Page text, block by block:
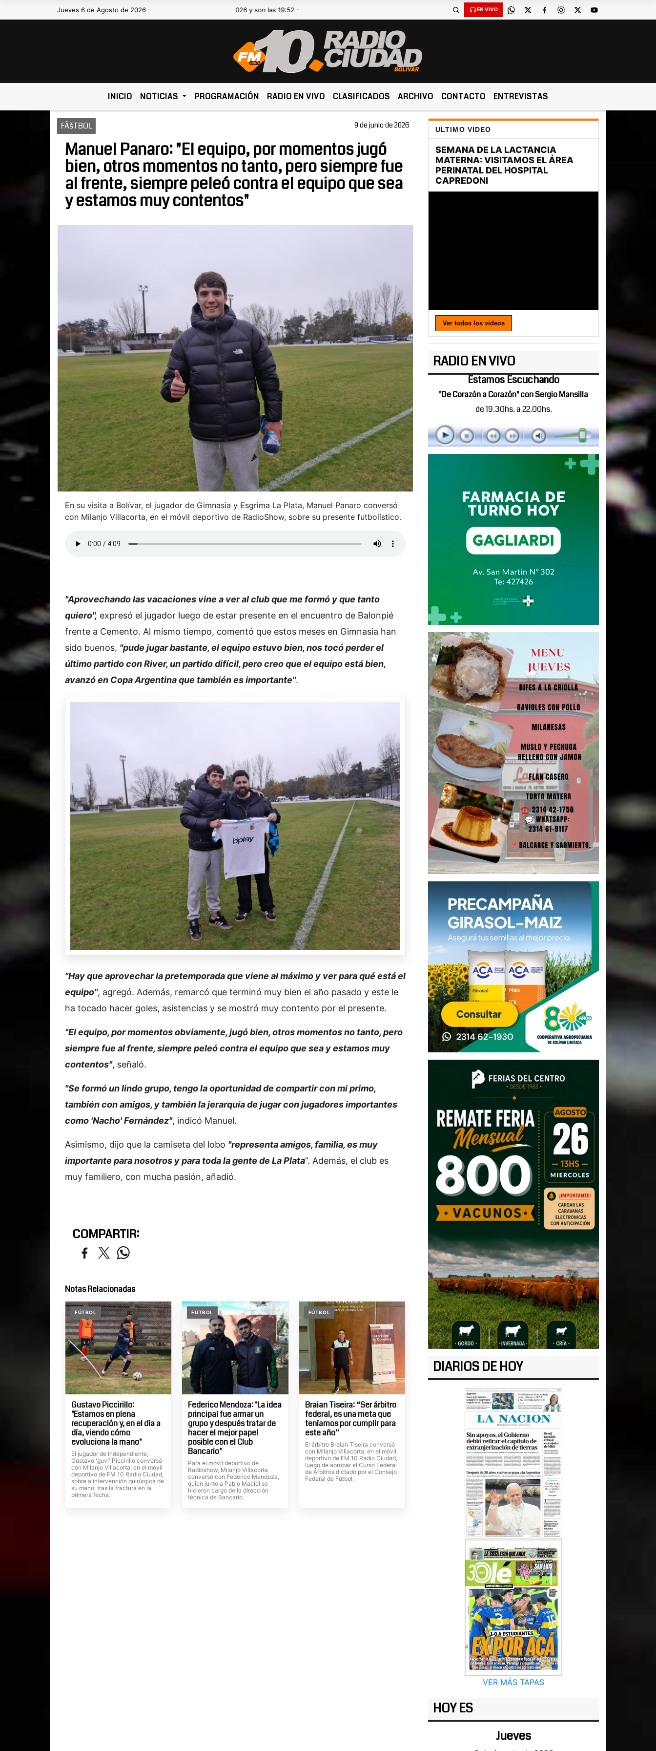
Jueves 6 de Agosto de 2026Hoy es Jueves 6 de Agosto de 2026 y son las 19:52 - EN VIVO
INICIO NOTICIAS PROGRAMACIÓN RADIO EN VIVO CLASIFICADOS ARCHIVO CONTACTO ENTREVISTAS
FÃšTBOL 9 de junio de 2026
Manuel Panaro: "El equipo, por momentos jugó
bien, otros momentos no tanto, pero siempre fue
al frente, siempre peleó contra el equipo que sea
y estamos muy contentos"
En su visita a Bolívar, el jugador de Gimnasia y Esgrima La Plata, Manuel Panaro conversó
con Milanjo Villacorta, en el móvil deportivo de RadioShow, sobre su presente futbolístico.
"Aprovechando las vacaciones vine a ver al club que me formó y que tanto
quiero", expresó el jugador luego de estar presente en el encuentro de Balonpié
frente a Cemento. Al mismo tiempo, comentó que estos meses en Gimnasia han
sido buenos, "pude jugar bastante, el equipo estuvo bien, nos tocó perder el
último partido con River, un partido difícil, pero creo que el equipo está bien,
avanzó en Copa Argentina que también es importante".
"Hay que aprovechar la pretemporada que viene al máximo y ver para qué está el
equipo", agregó. Además, remarcó que terminó muy bien el año pasado y este le
ha tocado hacer goles, asistencias y se mostró muy contento por el presente.
"El equipo, por momentos obviamente, jugó bien, otros momentos no tanto, pero
siempre fue al frente, siempre peleó contra el equipo que sea y estamos muy
contentos", señaló.
"Se formó un lindo grupo, tengo la oportunidad de compartir con mi primo,
también con amigos, y también la jerarquía de jugar con jugadores importantes
como 'Nacho' Fernández", indicó Manuel.
Asimismo, dijo que la camiseta del lobo "representa amigos, familia, es muy
importante para nosotros y para toda la gente de La Plata”. Además, el club es
muy familiero, con mucha pasión, añadió.
COMPARTIR:
Notas Relacionadas
FÚTBOL
Gustavo Piccirillo:
"Estamos en plena
recuperación y, en el día a
día, viendo cómo
evoluciona la mano"
El jugador de Independiente,
Gustavo 'guvi' Piccirillo conversó
con Milanjo Villacorta, en el móvil
deportivo de FM 10 Radio Ciudad,
sobre a intervención quirúrgica de
su mano, tras la fractura en la
primera fecha.
FÚTBOL
Federico Mendoza: "La idea
principal fue armar un
grupo y después tratar de
hacer el mejor papel
posible con el Club
Bancario"
Para el móvil deportivo de
Radioshow, Milanjo Villacorta
conversó con Federico Mendoza,
quien junto a Pablo Maciel se
hicieron cargo de la dirección
técnica de Bancario.
FÚTBOL
Braian Tiseira: “Ser árbitro
federal, es una meta que
teníamos por cumplir para
este año”
El árbitro Braian Tiseira conversó
con Milanjo Villacorta, en el móvil
deportivo de FM 10 Radio Ciudad,
luego de aprobar el Curso Federal
de Árbitros dictado por el Consejo
Federal de Fútbol.
ULTIMO VIDEO
Ver todos los videos
RADIO EN VIVO
Estamos Escuchando
"De Corazón a Corazón" con Sergio Mansilla
de 19.30hs. a 22.00hs.
DIARIOS DE HOY
VER MÁS TAPAS
HOY ES
Jueves